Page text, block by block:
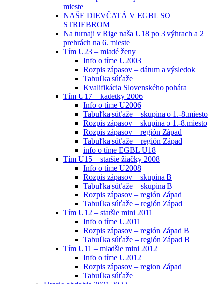
mieste
NAŠE DIEVČATÁ V EGBL SO
STRIEBROM
Na turnaji v Rige naša U18 po 3 výhrach a 2
prehrách na 6. mieste
Tím U23 – mladé ženy
Info o tíme U2003
Rozpis zápasov – dátum a výsledok
Tabuľka súťaže
Kvalifikácia Slovenského pohára
Tím U17 – kadetky 2006
Info o tíme U2006
Tabuľka súťaže – skupina o 1.-8.miesto
Rozpis zápasov – skupina o 1.-8.miesto
Rozpis zápasov – región Západ
Tabuľka súťaže – región Západ
info o tíme EGBL U18
Tím U15 – staršie žiačky 2008
Info o tíme U2008
Rozpis zápasov – skupina B
Tabuľka súťaže – skupina B
Rozpis zápasov – región Západ
Tabuľka súťaže – región Západ
Tím U12 – staršie mini 2011
Info o tíme U2011
Rozpis zápasov – región Západ B
Tabuľka súťaže – región Západ B
Tím U11 – mladšie mini 2012
Info o tíme U2012
Rozpis zápasov – region Západ
Tabuľka súťaže